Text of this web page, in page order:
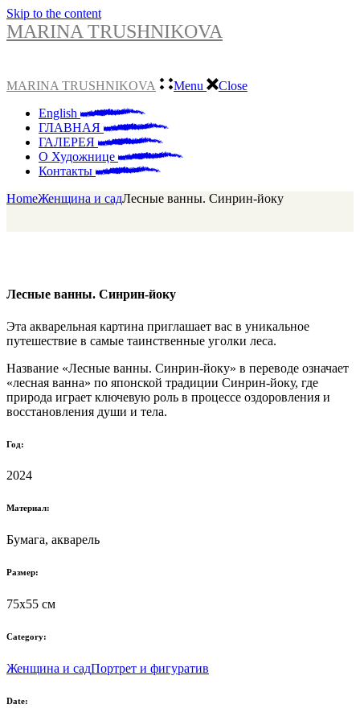
Skip to the content
MARINA TRUSHNIKOVA
MARINA TRUSHNIKOVA Menu
Close
English
ГЛАВНАЯ
ГАЛЕРЕЯ
О Художнице
Контакты
HomeЖенщина и садЛесные ванны. Синрин-йоку
Лесные ванны. Синрин-йоку
Эта акварельная картина приглашает вас в уникальное
путешествие в самые таинственные уголки леса.
Название «Лесные ванны. Синрин-йоку» в переводе означает
«лесная ванна» по японской традиции Синрин-йоку, где
природа играет ключевую роль в процессе оздоровления и
восстановления души и тела.
Год:
2024
Материал:
Бумага, акварель
Размер:
75х55 см
Category:
Женщина и садПортрет и фигуратив
Date: